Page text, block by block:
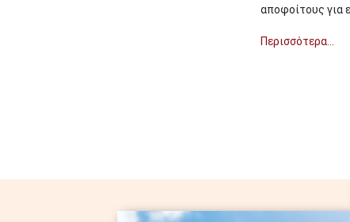
αποφοίτους για
Περισσότερα...